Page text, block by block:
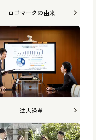
ロゴマークの由来
法人沿革